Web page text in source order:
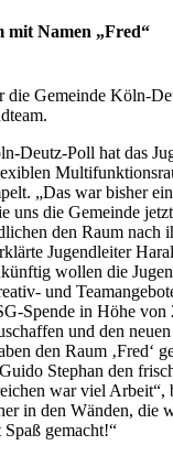
mit Namen „Fred“
die Gemeinde Köln-
Deutz-Poll hat das
„Das war bisher
uns die Gemeinde
den Raum nach
Jugendleiter
wollen die
und
Spende in Höhe von
und den
den Raum ‚Fred‘
Stephan den
war viel Arbeit“,
in den Wänden, die
Spaß gemacht!“